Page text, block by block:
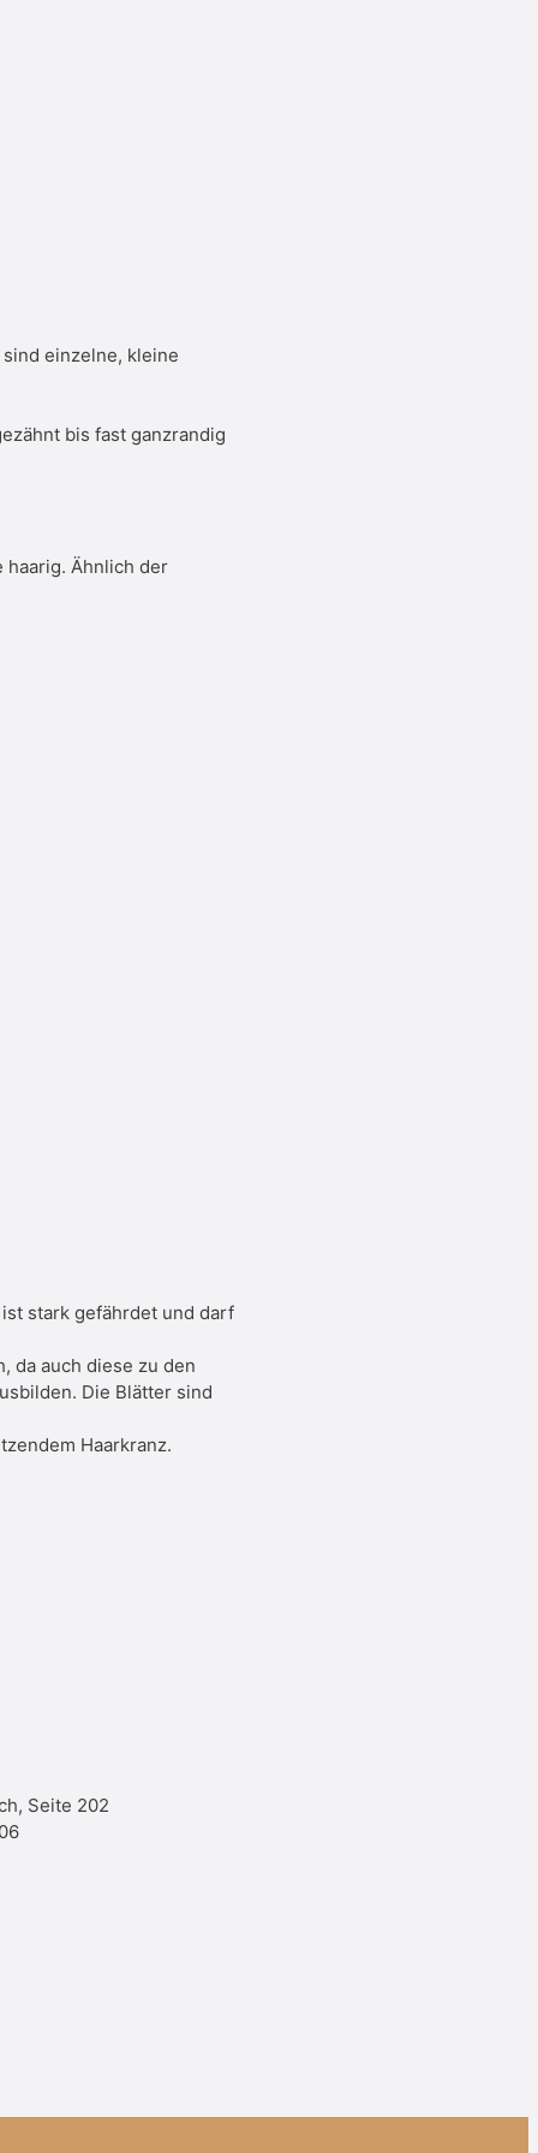
einzelne, kleine
bis fast ganzrandig
haarig. Ähnlich der
stark gefährdet und darf
da auch diese zu den
Die Blätter sind
Haarkranz.
Seite 202